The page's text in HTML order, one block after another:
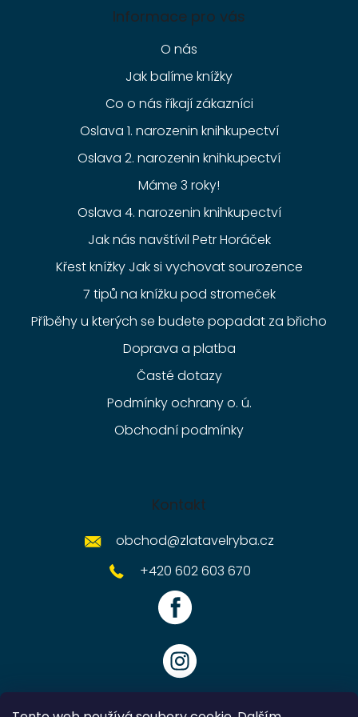
Informace pro vás
O nás
Jak balíme knížky
Co o nás říkají zákazníci
Oslava 1. narozenin knihkupectví
Oslava 2. narozenin knihkupectví
Máme 3 roky!
Oslava 4. narozenin knihkupectví
Jak nás navštívil Petr Horáček
Křest knížky Jak si vychovat sourozence
7 tipů na knížku pod stromeček
Příběhy u kterých se budete popadat za břicho
Doprava a platba
Časté dotazy
Podmínky ochrany o. ú.
Obchodní podmínky
Kontakt
obchod@zlatavelryba.cz
+420 602 603 670